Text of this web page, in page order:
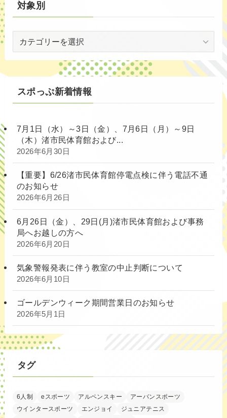
対象別
別
スポっぷ新着情報
7月1日（水）～3日（金）、7月6日（月）～9日
（木）渚市民体育館および...
2026年6月30日
【重要】6/26渚市民体育館停電点検に伴う電話不通
のお知らせ
2026年6月26日
6月26日（金）、29日(月)渚市民体育館および事務
局へお越しの方へ
2026年6月20日
気象警報発表に伴う教室の中止判断について
2026年6月10日
ゴールデンウィーク期間営業日のお知らせ
2026年5月1日
タグ
6人制 eスポーツ アルペンスキー
アーバンスポーツ
ウインタースポーツ
エンジョイ
ジュニアテニス